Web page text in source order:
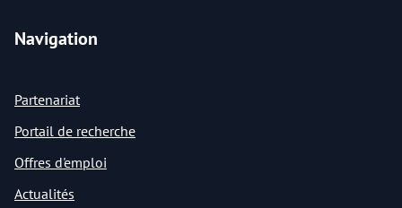
Navigation
Partenariat
Portail de recherche
Offres d'emploi
Actualités